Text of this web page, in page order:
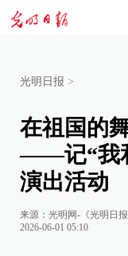
光明日报 >
在祖国的
——记“我
演出活动
来源： 光明网-《光明日报
2026-06-01 05:10